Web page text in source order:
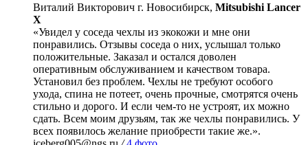
Виталий Викторович г. Новосибирск, Mitsubishi Lancer
X
«Увидел у соседа чехлы из экокожи и мне они
понравились. Отзывы соседа о них, услышал только
положительные. Заказал и остался доволен
оперативным обслуживанием и качеством товара.
Установил без проблем. Чехлы не требуют особого
ухода, спина не потеет, очень прочные, смотрятся очень
стильно и дорого. И если чем-то не устроят, их можно
сдать. Всем моим друзьям, так же чехлы понравились. У
всех появилось желание приобрести такие же.».